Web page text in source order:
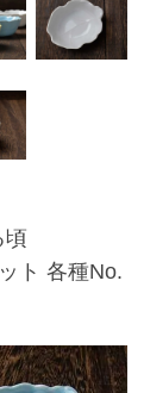
ト 各種No.